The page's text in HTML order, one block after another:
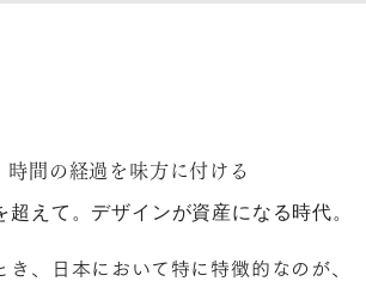
間の経過を味方に付ける
超えて。デザインが資産になる時代。
、日本において特に特徴的なのが、